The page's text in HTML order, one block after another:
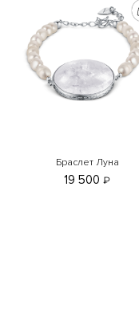
Браслет Луна
19 500₽